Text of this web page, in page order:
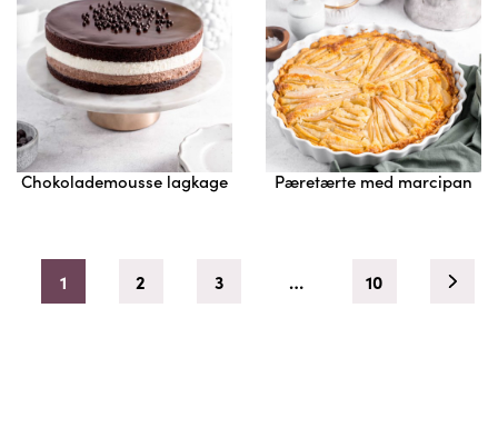
Chokolademousse lagkage Pæretærte med marcipan
1 2 3 … 10